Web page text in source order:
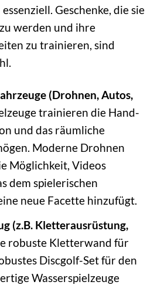
Geschenke, die sie
werden und ihre
zu trainieren, sind
(Drohnen, Autos,
trainieren die Hand-
und das räumliche
Moderne Drohnen
Möglichkeit, Videos
dem spielerischen
neue Facette hinzufügt.
(z.B. Kletterausrüstung,
robuste Kletterwand für
Discgolf-Set für den
Wasserspielzeuge